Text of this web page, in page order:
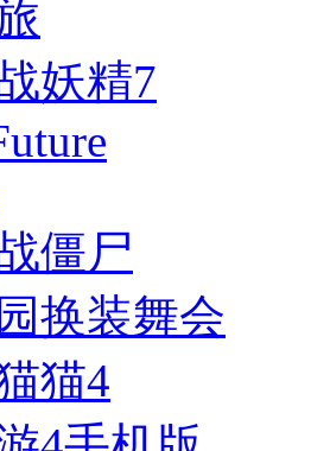
妖精7
僵尸
换装舞会
猫4